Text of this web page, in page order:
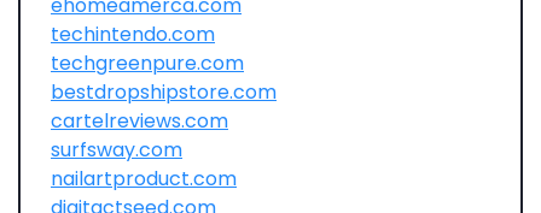
techintendo.com
techgreenpure.com
bestdropshipstore.com
cartelreviews.com
surfsway.com
nailartproduct.com